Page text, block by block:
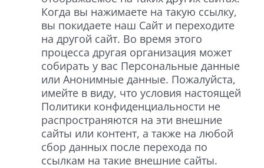
Когда вы нажимаете на такую ссылку,
вы покидаете наш Сайт и переходите
на другой сайт. Во время этого
процесса другая организация может
собирать у вас Персональные данные
или Анонимные данные. Пожалуйста,
имейте в виду, что условия настоящей
Политики конфиденциальности не
распространяются на эти внешние
сайты или контент, а также на любой
сбор данных после перехода по
ссылкам на такие внешние сайты.